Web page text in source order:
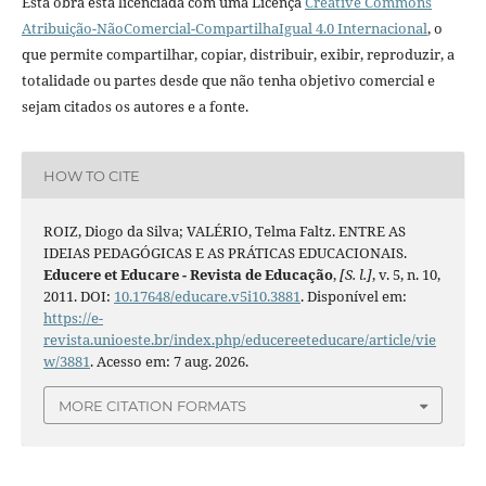
Atribuição-NãoComercial-CompartilhaIgual 4.0 Internacional, o
que permite compartilhar, copiar, distribuir, exibir, reproduzir, a
totalidade ou partes desde que não tenha objetivo comercial e
sejam citados os autores e a fonte.
HOW TO CITE
ROIZ, Diogo da Silva; VALÉRIO, Telma Faltz. ENTRE AS
IDEIAS PEDAGÓGICAS E AS PRÁTICAS EDUCACIONAIS.
Educere et Educare - Revista de Educação,[S. l.], v. 5, n. 10,
2011. DOI: 10.17648/educare.v5i10.3881. Disponível em:
https://e-
revista.unioeste.br/index.php/educereeteducare/article/vie
w/3881. Acesso em: 7 aug. 2026.
MORE CITATION FORMATS